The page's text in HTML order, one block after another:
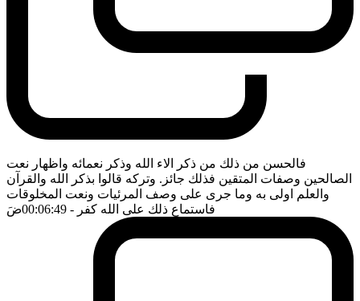
فالحسن من ذلك من ذكر الاء الله وذكر نعمائه واظهار نعت
الصالحين وصفات المتقين فذلك جائز. وتركه قالوا بذكر الله والقرآن
والعلم اولى به وما جرى على وصف المرئيات ونعت المخلوقات
فاستماع ذلك على الله كفر - 00:06:49 ضَ